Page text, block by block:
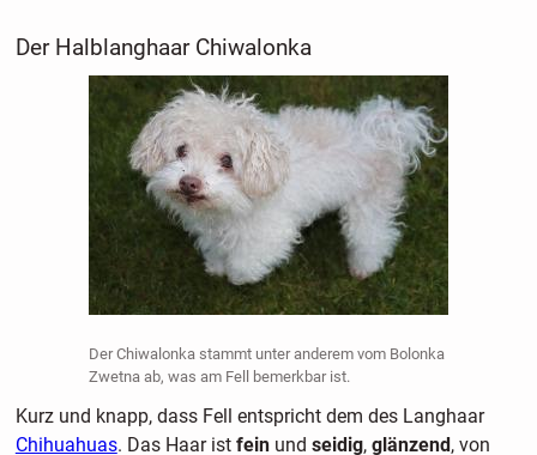
Der Halblanghaar Chiwalonka
Der Chiwalonka stammt unter anderem vom Bolonka
Zwetna ab, was am Fell bemerkbar ist.
Kurz und knapp, dass Fell entspricht dem des Langhaar
Chihuahuas. Das Haar ist fein und seidig, glänzend , von